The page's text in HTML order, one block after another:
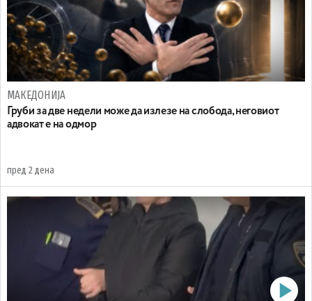
МАКЕДОНИЈА
Груби за две недели може да излезе на слобода, неговиот
адвокат е на одмор
пред 2 дена